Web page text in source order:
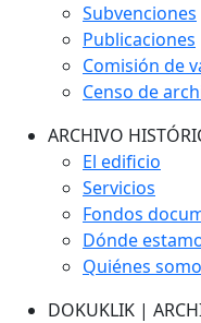
Subvenciones
Publicaciones
Comisión de
Censo de
ARCHIVO
El edificio
Servicios
Fondos
Dónde
Quiénes
DOKUKLIK |